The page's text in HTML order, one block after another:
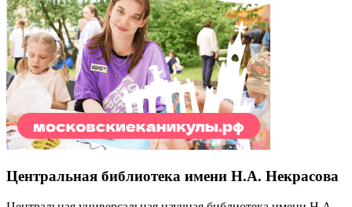
Центральная библиотека имени Н.А. Некрасова